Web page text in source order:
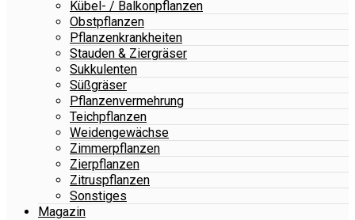
Kübel- / Balkonpflanzen
Obstpflanzen
Pflanzenkrankheiten
Stauden & Ziergräser
Sukkulenten
Süßgräser
Pflanzenvermehrung
Teichpflanzen
Weidengewächse
Zimmerpflanzen
Zierpflanzen
Zitruspflanzen
Sonstiges
Magazin